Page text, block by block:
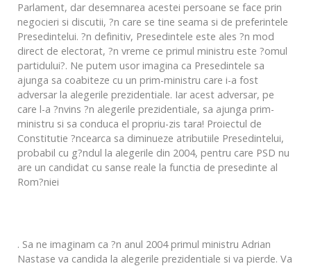
Parlament, dar desemnarea acestei persoane se face prin
negocieri si discutii, ?n care se tine seama si de preferintele
Presedintelui. ?n definitiv, Presedintele este ales ?n mod
direct de electorat, ?n vreme ce primul ministru este ?omul
partidului?. Ne putem usor imagina ca Presedintele sa
ajunga sa coabiteze cu un prim-ministru care i-a fost
adversar la alegerile prezidentiale. Iar acest adversar, pe
care l-a ?nvins ?n alegerile prezidentiale, sa ajunga prim-
ministru si sa conduca el propriu-zis tara! Proiectul de
Constitutie ?ncearca sa diminueze atributiile Presedintelui,
probabil cu g?ndul la alegerile din 2004, pentru care PSD nu
are un candidat cu sanse reale la functia de presedinte al
Rom?niei
. Sa ne imaginam ca ?n anul 2004 primul ministru Adrian
Nastase va candida la alegerile prezidentiale si va pierde. Va